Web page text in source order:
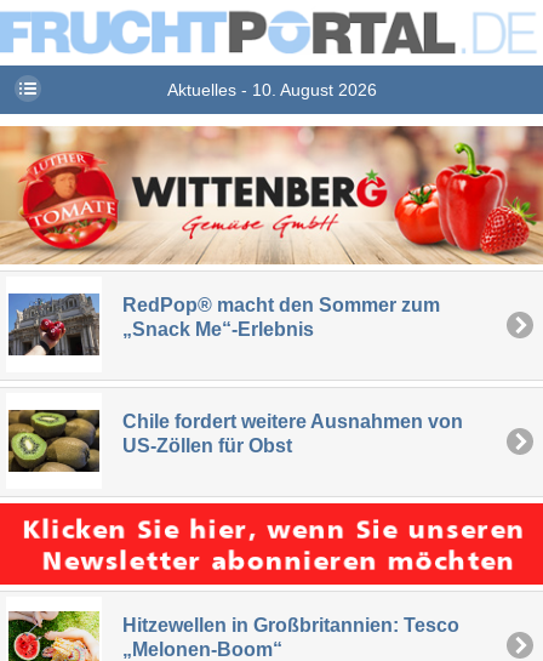
Aktuelles - 10. August 2026
RedPop® macht den Sommer zum
„Snack Me“-Erlebnis
Chile fordert weitere Ausnahmen von
US-Zöllen für Obst
Hitzewellen in Großbritannien: Tesco
„Melonen-Boom“